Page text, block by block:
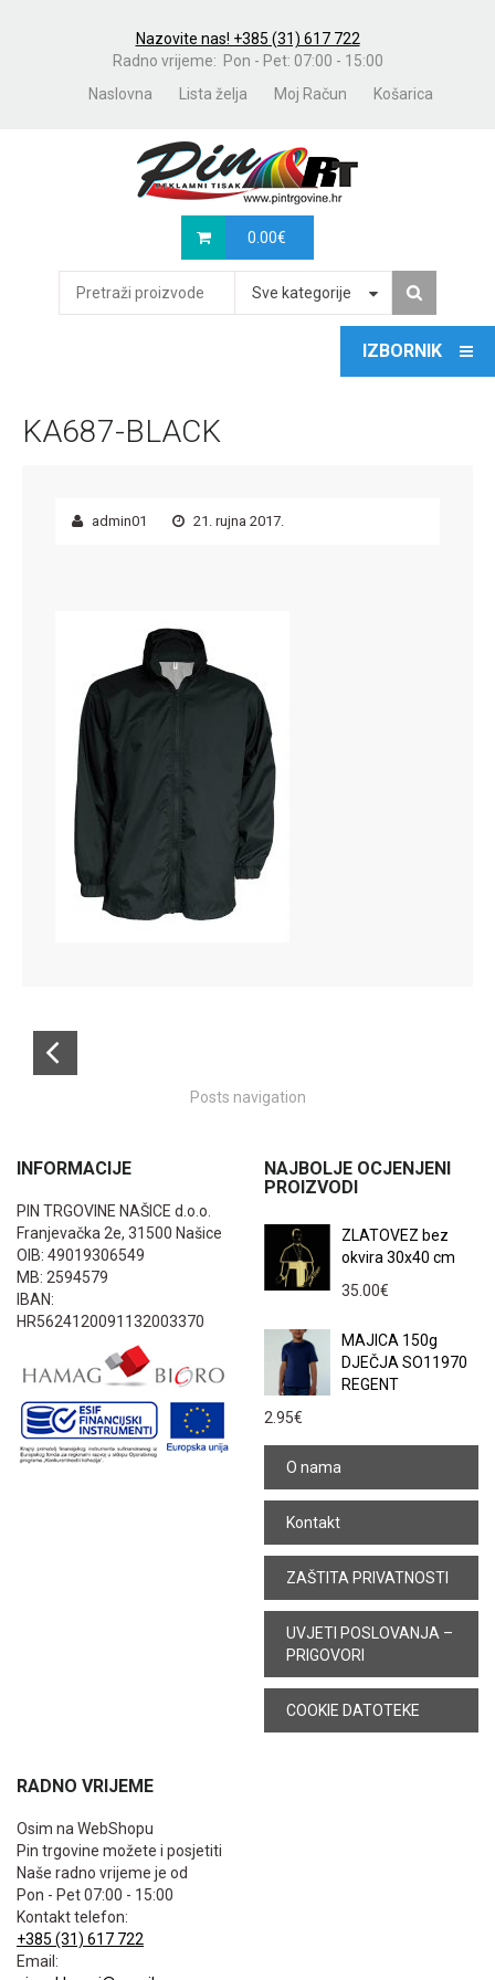
Nazovite nas! +385 (31) 617 722
Radno vrijeme: Pon - Pet: 07:00 - 15:00
Naslovna
Lista želja Moj Račun Košarica
0.00€
Sve kategorije
KA687-BLACK
admin01 21. rujna 2017.
Posts navigation
INFORMACIJE
PIN TRGOVINE NAŠICE d.o.o.
Franjevačka 2e, 31500 Našice
OIB: 49019306549
MB: 2594579
IBAN:
HR5624120091132003370
NAJBOLJE OCJENJENI
PROIZVODI
ZLATOVEZ bez
okvira 30x40 cm
35.00€
MAJICA 150g
DJEČJA SO11970
REGENT
2.95€
O nama
Kontakt
ZAŠTITA PRIVATNOSTI
UVJETI POSLOVANJA –
PRIGOVORI
COOKIE DATOTEKE
RADNO VRIJEME
Osim na WebShopu
Pin trgovine možete i posjetiti
Naše radno vrijeme je od
Pon - Pet 07:00 - 15:00
Kontakt telefon:
+385 (31) 617 722
Email: